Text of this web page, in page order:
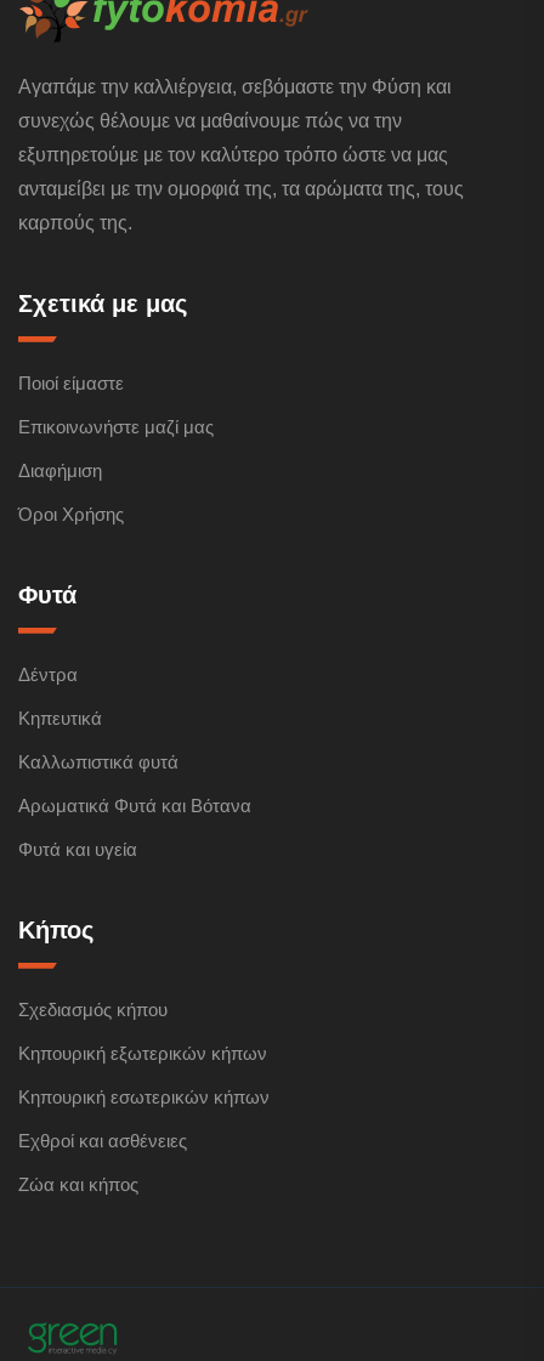
Αγαπάμε την καλλιέργεια, σεβόμαστε την Φύση και
συνεχώς θέλουμε να μαθαίνουμε πώς να την
εξυπηρετούμε με τον καλύτερο τρόπο ώστε να μας
ανταμείβει με την ομορφιά της, τα αρώματα της, τους
καρπούς της.
Σχετικά με μας
Ποιοί είμαστε
Επικοινωνήστε μαζί μας
Διαφήμιση
Όροι Χρήσης
Φυτά
Δέντρα
Κηπευτικά
Καλλωπιστικά φυτά
Αρωματικά Φυτά και Βότανα
Φυτά και υγεία
Κήπος
Σχεδιασμός κήπου
Κηπουρική εξωτερικών κήπων
Κηπουρική εσωτερικών κήπων
Εχθροί και ασθένειες
Ζώα και κήπος